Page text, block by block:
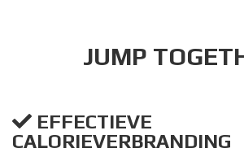
JUMP
EFFECTIEVE
CALORIEVERBRANDING